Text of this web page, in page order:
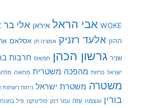
WOKE אבי הראל איראן אלי בר
ההון אלעד רזניק אמציה חן אסלאם
שניר גרשון הכהן חמאס חרבות
ישראל כרזות מהפכה משטרית מחאה
משטרה משטרת ישראל ניתוח רשתות
בורין עוצמה עזה עמר דנק פוליטיקה פיל